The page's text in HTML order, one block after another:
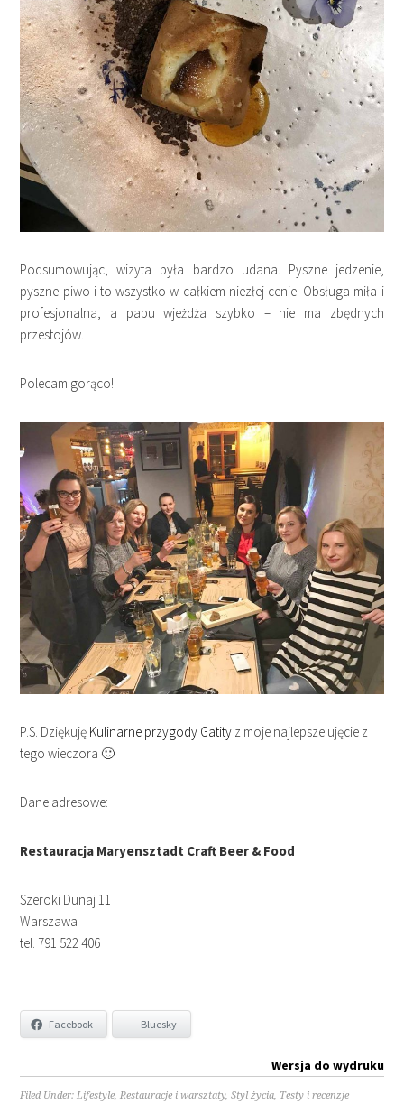
Podsumowując, wizyta była bardzo udana. Pyszne jedzenie,
pyszne piwo i to wszystko w całkiem niezłej cenie! Obsługa miła i
profesjonalna, a papu wjeżdża szybko – nie ma zbędnych
przestojów.
Polecam gorąco!
P.S. Dziękuję Kulinarne przygody Gatity z moje najlepsze ujęcie z
tego wieczora 🙂
Dane adresowe:
Restauracja Maryensztadt Craft Beer & Food
Szeroki Dunaj 11
Warszawa
tel. 791 522 406
Facebook Bluesky
Wersja do wydruku
Filed Under:Lifestyle,Restauracje i warsztaty,Styl życia, Testy i recenzje